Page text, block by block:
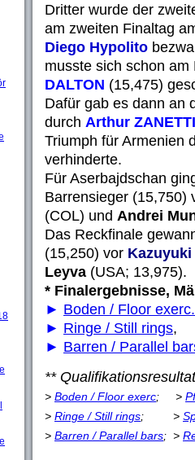
Dritter wurde der
am zweiten Finaltag
Diego Hypolito
musste sich schon
DALTON (15,475)
Dafür gab es dann an
durch Arthur ZANETTI
Triumph für Armenien
verhinderte.
Für Aserbajdschan
Barrensieger
(COL) und Andrei
Das Reckfinale
(15,250) vor Kazuyuki
Leyva (USA; 13,975).
* Finalergebnisse,
► Boden / Floor exerc.
► Ringe / Still rings
► Barren / Parallel
**
> Boden / Floor exerc; >
> Ringe / Still rings; >
> Barren / Parallel bars; >